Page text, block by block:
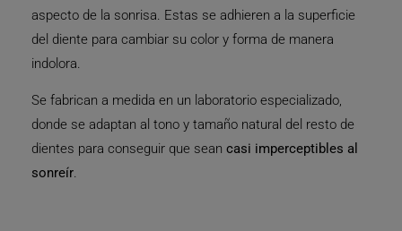
aspecto de la sonrisa. Estas se adhieren a la superficie
del diente para cambiar su color y forma de manera
indolora.
Se fabrican a medida en un laboratorio especializado,
donde se adaptan al tono y tamaño natural del resto de
dientes para conseguir que sean casi imperceptibles al
sonreír.